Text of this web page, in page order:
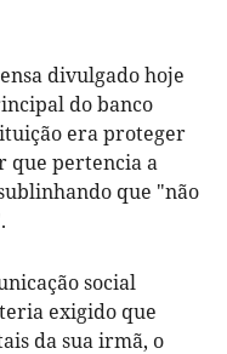
divulgado hoje
do banco
era proteger
que pertencia a
que "não
social
exigido que
da sua irmã, o